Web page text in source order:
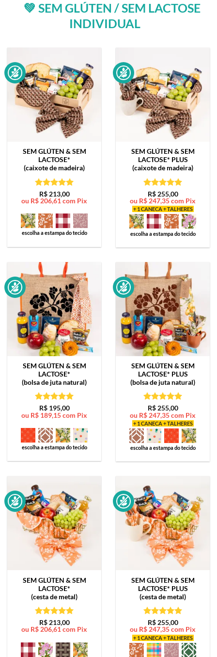
💚 SEM GLÚTEN / SEM LACTOSE
INDIVIDUAL
SEM GLÚTEN & SEM
LACTOSE*
(caixote de madeira)
Avaliação5
de 5
R$213,00
ou R$ 206,61 com Pix
escolha a estampa do tecido
SEM GLÚTEN & SEM
LACTOSE* PLUS
(caixote de madeira)
Avaliação5
de 5
R$255,00
ou R$ 247,35com Pix
+ 1 CANECA + TALHERES
escolha a estampa do tecido
SEM GLÚTEN & SEM
LACTOSE*
(bolsa de juta natural)
Avaliação5
de 5
R$195,00
ou R$ 189,15com Pix
escolha a estampa do tecido
SEM GLÚTEN & SEM
LACTOSE* PLUS
(bolsa de juta natural)
Avaliação5
de 5
R$255,00
ou R$ 247,35com Pix
+ 1 CANECA + TALHERES
escolha a estampa do tecido
SEM GLÚTEN & SEM
LACTOSE*
(cesta de metal)
Avaliação5
de 5
R$213,00
ou R$206,61com Pix
SEM GLÚTEN & SEM
LACTOSE* PLUS
(cesta de metal)
Avaliação5
de 5
R$255,00
ou R$247,35com Pix
+ 1 CANECA + TALHERES